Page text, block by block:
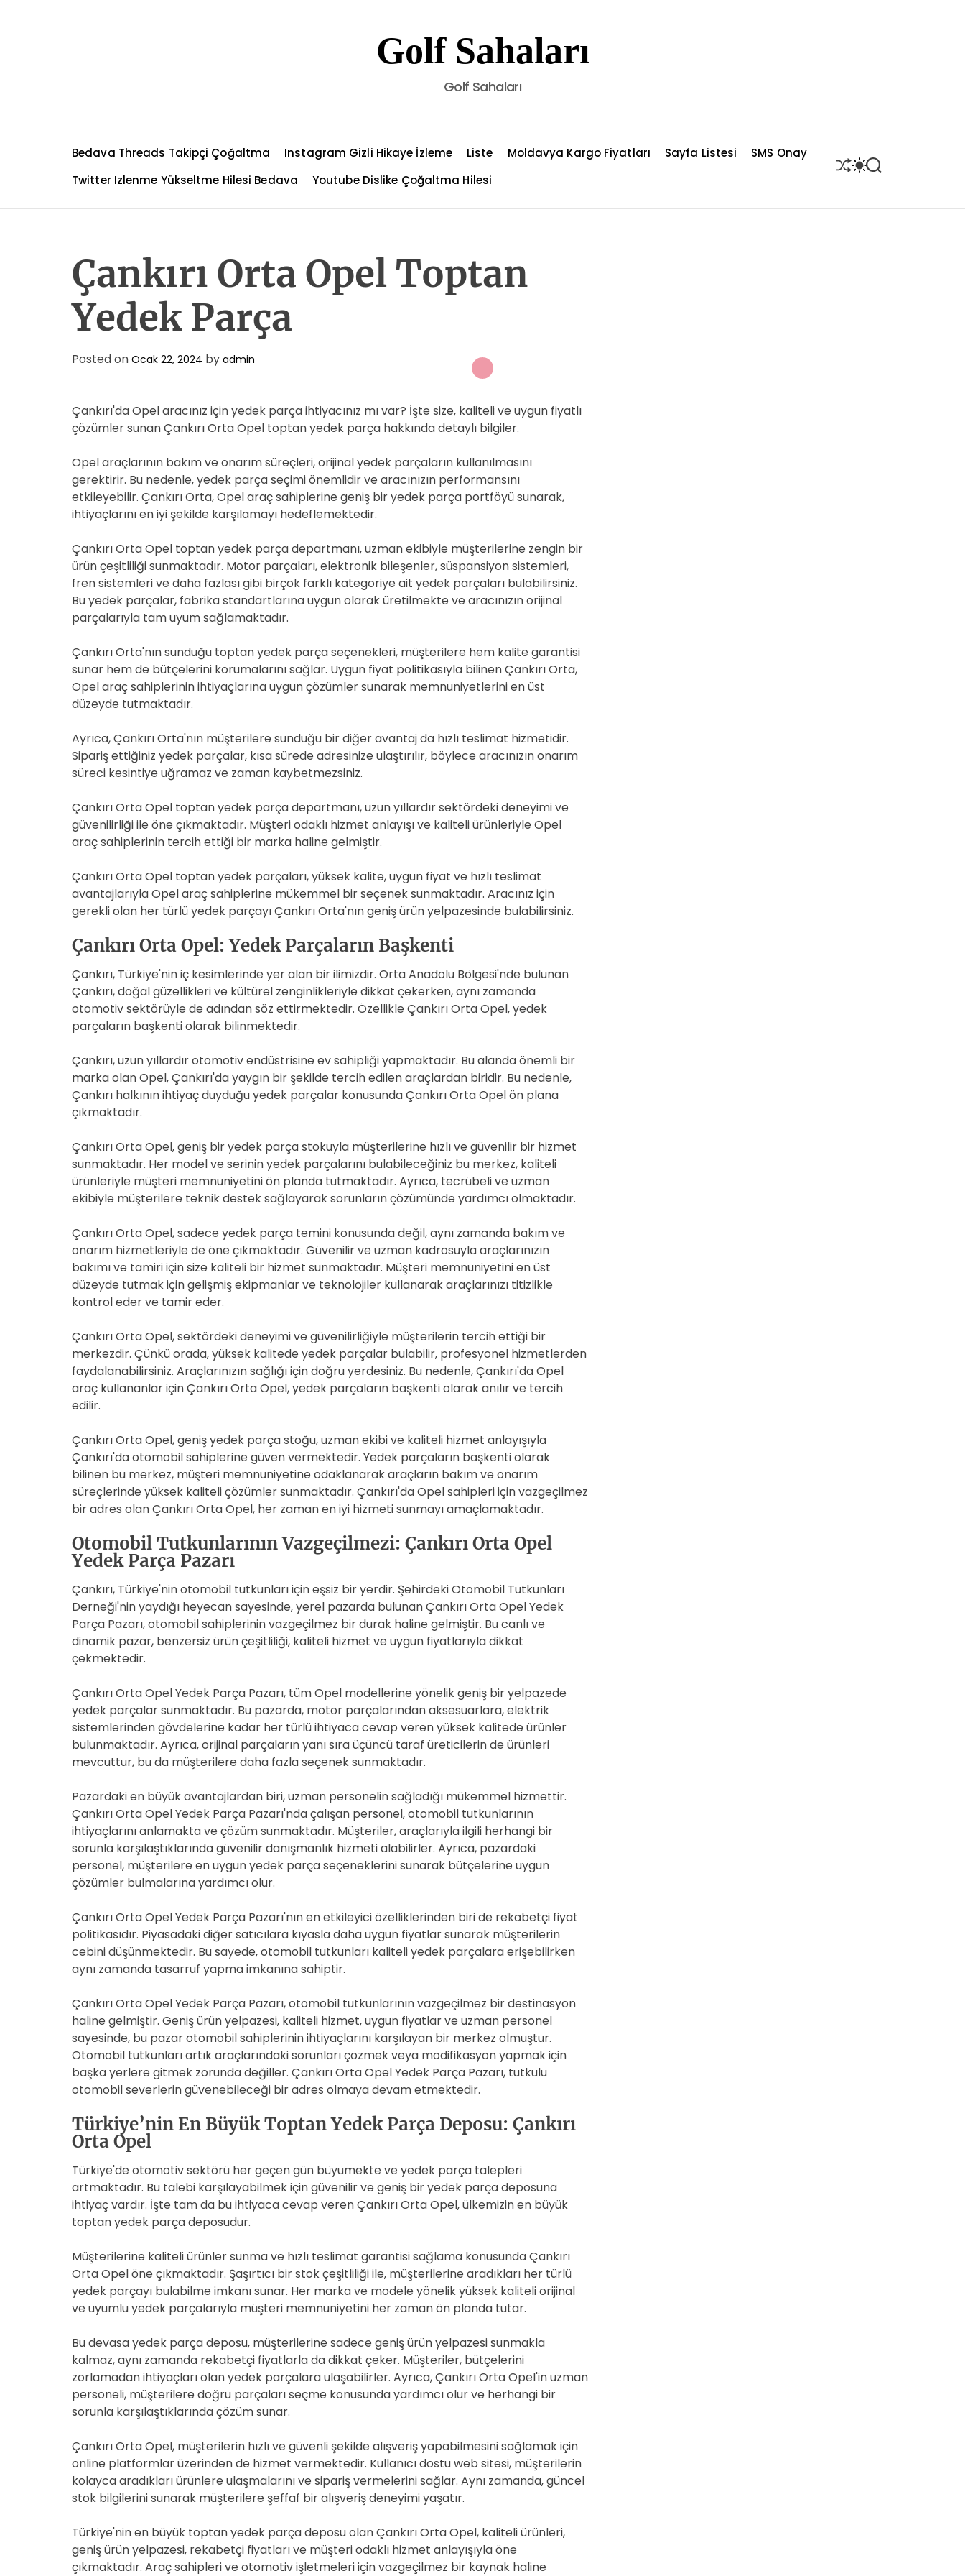
t
Golf Sahaları
Golf Sahaları
Bedava Threads Takipçi Çoğaltma Instagram Gizli Hikaye İzleme Liste Moldavya Kargo Fiyatları Sayfa Listesi
SMS Onay
Twitter Izlenme Yükseltme Hilesi Bedava
Youtube Dislike Çoğaltma Hilesi
S
H
S
W
S
E
Çankırı Orta Opel Toptan
Yedek Parça
Posted on Ocak 22, 2024 by admin
Çankırı'da Opel aracınız için yedek parça ihtiyacınız mı var? İşte size, kaliteli ve uygun fiyatlı
çözümler sunan Çankırı Orta Opel toptan yedek parça hakkında detaylı bilgiler.
Opel araçlarının bakım ve onarım süreçleri, orijinal yedek parçaların kullanılmasını
gerektirir. Bu nedenle, yedek parça seçimi önemlidir ve aracınızın performansını
etkileyebilir. Çankırı Orta, Opel araç sahiplerine geniş bir yedek parça portföyü sunarak,
ihtiyaçlarını en iyi şekilde karşılamayı hedeflemektedir.
Çankırı Orta Opel toptan yedek parça departmanı, uzman ekibiyle müşterilerine zengin bir
ürün çeşitliliği sunmaktadır. Motor parçaları, elektronik bileşenler, süspansiyon sistemleri,
fren sistemleri ve daha fazlası gibi birçok farklı kategoriye ait yedek parçaları bulabilirsiniz.
Bu yedek parçalar, fabrika standartlarına uygun olarak üretilmekte ve aracınızın orijinal
parçalarıyla tam uyum sağlamaktadır.
Çankırı Orta'nın sunduğu toptan yedek parça seçenekleri, müşterilere hem kalite garantisi
sunar hem de bütçelerini korumalarını sağlar. Uygun fiyat politikasıyla bilinen Çankırı Orta,
Opel araç sahiplerinin ihtiyaçlarına uygun çözümler sunarak memnuniyetlerini en üst
düzeyde tutmaktadır.
Ayrıca, Çankırı Orta'nın müşterilere sunduğu bir diğer avantaj da hızlı teslimat hizmetidir.
Sipariş ettiğiniz yedek parçalar, kısa sürede adresinize ulaştırılır, böylece aracınızın onarım
süreci kesintiye uğramaz ve zaman kaybetmezsiniz.
Çankırı Orta Opel toptan yedek parça departmanı, uzun yıllardır sektördeki deneyimi ve
güvenilirliği ile öne çıkmaktadır. Müşteri odaklı hizmet anlayışı ve kaliteli ürünleriyle Opel
araç sahiplerinin tercih ettiği bir marka haline gelmiştir.
Çankırı Orta Opel toptan yedek parçaları, yüksek kalite, uygun fiyat ve hızlı teslimat
avantajlarıyla Opel araç sahiplerine mükemmel bir seçenek sunmaktadır. Aracınız için
gerekli olan her türlü yedek parçayı Çankırı Orta'nın geniş ürün yelpazesinde bulabilirsiniz.
Çankırı Orta Opel: Yedek Parçaların Başkenti
Çankırı, Türkiye'nin iç kesimlerinde yer alan bir ilimizdir. Orta Anadolu Bölgesi'nde bulunan
Çankırı, doğal güzellikleri ve kültürel zenginlikleriyle dikkat çekerken, aynı zamanda
otomotiv sektörüyle de adından söz ettirmektedir. Özellikle Çankırı Orta Opel, yedek
parçaların başkenti olarak bilinmektedir.
Çankırı, uzun yıllardır otomotiv endüstrisine ev sahipliği yapmaktadır. Bu alanda önemli bir
marka olan Opel, Çankırı'da yaygın bir şekilde tercih edilen araçlardan biridir. Bu nedenle,
Çankırı halkının ihtiyaç duyduğu yedek parçalar konusunda Çankırı Orta Opel ön plana
çıkmaktadır.
Çankırı Orta Opel, geniş bir yedek parça stokuyla müşterilerine hızlı ve güvenilir bir hizmet
sunmaktadır. Her model ve serinin yedek parçalarını bulabileceğiniz bu merkez, kaliteli
ürünleriyle müşteri memnuniyetini ön planda tutmaktadır. Ayrıca, tecrübeli ve uzman
ekibiyle müşterilere teknik destek sağlayarak sorunların çözümünde yardımcı olmaktadır.
Çankırı Orta Opel, sadece yedek parça temini konusunda değil, aynı zamanda bakım ve
onarım hizmetleriyle de öne çıkmaktadır. Güvenilir ve uzman kadrosuyla araçlarınızın
bakımı ve tamiri için size kaliteli bir hizmet sunmaktadır. Müşteri memnuniyetini en üst
düzeyde tutmak için gelişmiş ekipmanlar ve teknolojiler kullanarak araçlarınızı titizlikle
kontrol eder ve tamir eder.
Çankırı Orta Opel, sektördeki deneyimi ve güvenilirliğiyle müşterilerin tercih ettiği bir
merkezdir. Çünkü orada, yüksek kalitede yedek parçalar bulabilir, profesyonel hizmetlerden
faydalanabilirsiniz. Araçlarınızın sağlığı için doğru yerdesiniz. Bu nedenle, Çankırı'da Opel
araç kullananlar için Çankırı Orta Opel, yedek parçaların başkenti olarak anılır ve tercih
edilir.
Çankırı Orta Opel, geniş yedek parça stoğu, uzman ekibi ve kaliteli hizmet anlayışıyla
Çankırı'da otomobil sahiplerine güven vermektedir. Yedek parçaların başkenti olarak
bilinen bu merkez, müşteri memnuniyetine odaklanarak araçların bakım ve onarım
süreçlerinde yüksek kaliteli çözümler sunmaktadır. Çankırı'da Opel sahipleri için vazgeçilmez
bir adres olan Çankırı Orta Opel, her zaman en iyi hizmeti sunmayı amaçlamaktadır.
Otomobil Tutkunlarının Vazgeçilmezi: Çankırı Orta Opel
Yedek Parça Pazarı
Çankırı, Türkiye'nin otomobil tutkunları için eşsiz bir yerdir. Şehirdeki Otomobil Tutkunları
Derneği'nin yaydığı heyecan sayesinde, yerel pazarda bulunan Çankırı Orta Opel Yedek
Parça Pazarı, otomobil sahiplerinin vazgeçilmez bir durak haline gelmiştir. Bu canlı ve
dinamik pazar, benzersiz ürün çeşitliliği, kaliteli hizmet ve uygun fiyatlarıyla dikkat
çekmektedir.
Çankırı Orta Opel Yedek Parça Pazarı, tüm Opel modellerine yönelik geniş bir yelpazede
yedek parçalar sunmaktadır. Bu pazarda, motor parçalarından aksesuarlara, elektrik
sistemlerinden gövdelerine kadar her türlü ihtiyaca cevap veren yüksek kalitede ürünler
bulunmaktadır. Ayrıca, orijinal parçaların yanı sıra üçüncü taraf üreticilerin de ürünleri
mevcuttur, bu da müşterilere daha fazla seçenek sunmaktadır.
Pazardaki en büyük avantajlardan biri, uzman personelin sağladığı mükemmel hizmettir.
Çankırı Orta Opel Yedek Parça Pazarı'nda çalışan personel, otomobil tutkunlarının
ihtiyaçlarını anlamakta ve çözüm sunmaktadır. Müşteriler, araçlarıyla ilgili herhangi bir
sorunla karşılaştıklarında güvenilir danışmanlık hizmeti alabilirler. Ayrıca, pazardaki
personel, müşterilere en uygun yedek parça seçeneklerini sunarak bütçelerine uygun
çözümler bulmalarına yardımcı olur.
Çankırı Orta Opel Yedek Parça Pazarı'nın en etkileyici özelliklerinden biri de rekabetçi fiyat
politikasıdır. Piyasadaki diğer satıcılara kıyasla daha uygun fiyatlar sunarak müşterilerin
cebini düşünmektedir. Bu sayede, otomobil tutkunları kaliteli yedek parçalara erişebilirken
aynı zamanda tasarruf yapma imkanına sahiptir.
Çankırı Orta Opel Yedek Parça Pazarı, otomobil tutkunlarının vazgeçilmez bir destinasyon
haline gelmiştir. Geniş ürün yelpazesi, kaliteli hizmet, uygun fiyatlar ve uzman personel
sayesinde, bu pazar otomobil sahiplerinin ihtiyaçlarını karşılayan bir merkez olmuştur.
Otomobil tutkunları artık araçlarındaki sorunları çözmek veya modifikasyon yapmak için
başka yerlere gitmek zorunda değiller. Çankırı Orta Opel Yedek Parça Pazarı, tutkulu
otomobil severlerin güvenebileceği bir adres olmaya devam etmektedir.
Türkiye’nin En Büyük Toptan Yedek Parça Deposu: Çankırı
Orta Opel
Türkiye'de otomotiv sektörü her geçen gün büyümekte ve yedek parça talepleri
artmaktadır. Bu talebi karşılayabilmek için güvenilir ve geniş bir yedek parça deposuna
ihtiyaç vardır. İşte tam da bu ihtiyaca cevap veren Çankırı Orta Opel, ülkemizin en büyük
toptan yedek parça deposudur.
Müşterilerine kaliteli ürünler sunma ve hızlı teslimat garantisi sağlama konusunda Çankırı
Orta Opel öne çıkmaktadır. Şaşırtıcı bir stok çeşitliliği ile, müşterilerine aradıkları her türlü
yedek parçayı bulabilme imkanı sunar. Her marka ve modele yönelik yüksek kaliteli orijinal
ve uyumlu yedek parçalarıyla müşteri memnuniyetini her zaman ön planda tutar.
Bu devasa yedek parça deposu, müşterilerine sadece geniş ürün yelpazesi sunmakla
kalmaz, aynı zamanda rekabetçi fiyatlarla da dikkat çeker. Müşteriler, bütçelerini
zorlamadan ihtiyaçları olan yedek parçalara ulaşabilirler. Ayrıca, Çankırı Orta Opel'in uzman
personeli, müşterilere doğru parçaları seçme konusunda yardımcı olur ve herhangi bir
sorunla karşılaştıklarında çözüm sunar.
Çankırı Orta Opel, müşterilerin hızlı ve güvenli şekilde alışveriş yapabilmesini sağlamak için
online platformlar üzerinden de hizmet vermektedir. Kullanıcı dostu web sitesi, müşterilerin
kolayca aradıkları ürünlere ulaşmalarını ve sipariş vermelerini sağlar. Aynı zamanda, güncel
stok bilgilerini sunarak müşterilere şeffaf bir alışveriş deneyimi yaşatır.
Türkiye'nin en büyük toptan yedek parça deposu olan Çankırı Orta Opel, kaliteli ürünleri,
geniş ürün yelpazesi, rekabetçi fiyatları ve müşteri odaklı hizmet anlayışıyla öne
çıkmaktadır. Araç sahipleri ve otomotiv işletmeleri için vazgeçilmez bir kaynak haline